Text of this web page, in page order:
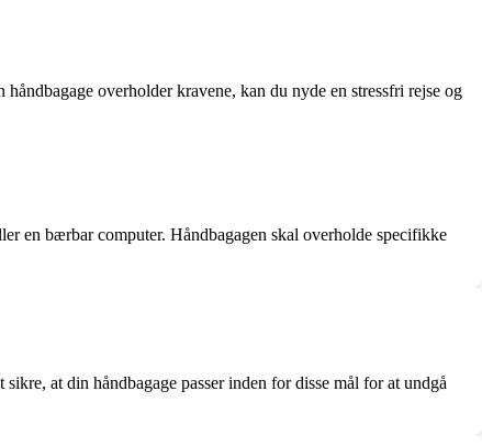
overholder kravene, kan du nyde en stressfri rejse og
en bærbar computer. Håndbagagen skal overholde specifikke
at din håndbagage passer inden for disse mål for at undgå